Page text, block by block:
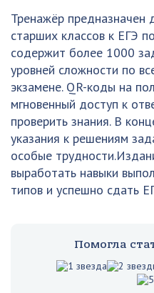
Тренажёр предназначен
старших классов к ЕГЭ
содержит более 1000
уровней сложности по
экзамене. QR-коды на
мгновенный доступ к
проверить знания. В
указания к решениям
особые
выработать навыки
типов и успешно сдать
Помогла